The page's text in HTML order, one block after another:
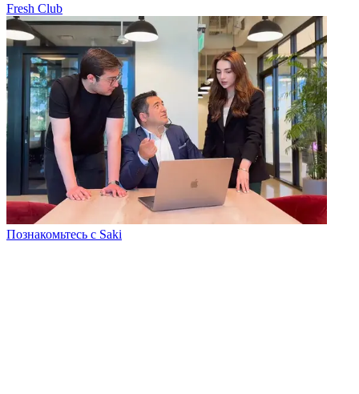
Fresh Club
Познакомьтесь с Saki